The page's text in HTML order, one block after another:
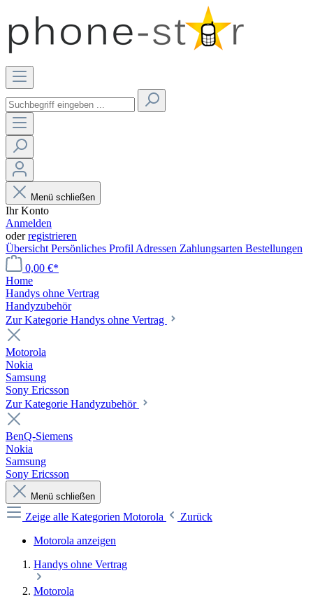
Menü schließen
Ihr Konto
Anmelden
oderregistrieren
Übersicht Persönliches Profil Adressen Zahlungsarten Bestellungen
0,00 €*
Home
Handys ohne Vertrag
Handyzubehör
Zur Kategorie Handys ohne Vertrag
Motorola
Nokia
Samsung
Sony Ericsson
Zur Kategorie Handyzubehör
BenQ-Siemens
Nokia
Samsung
Sony Ericsson
Menü schließen
Zeige alle Kategorien Motorola
Zurück
Motorola anzeigen
Handys ohne Vertrag
Motorola